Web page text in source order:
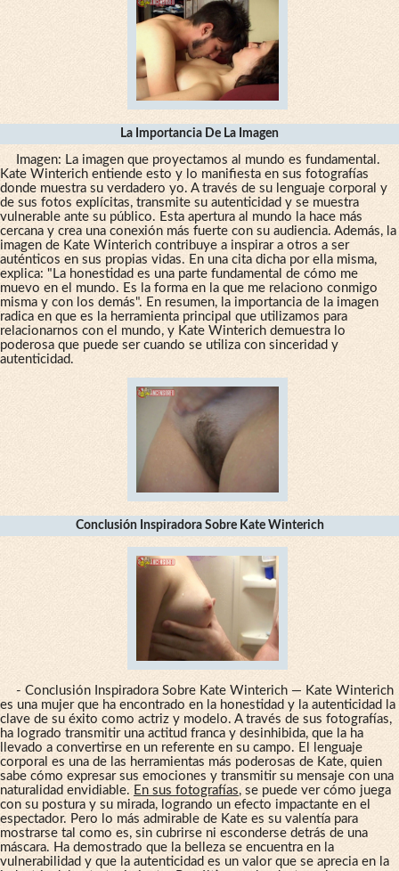
La Importancia De La Imagen
Imagen: La imagen que proyectamos al mundo es fundamental.
Kate Winterich entiende esto y lo manifiesta en sus fotografías
donde muestra su verdadero yo. A través de su lenguaje corporal y
de sus fotos explícitas, transmite su autenticidad y se muestra
vulnerable ante su público. Esta apertura al mundo la hace más
cercana y crea una conexión más fuerte con su audiencia. Además, la
imagen de Kate Winterich contribuye a inspirar a otros a ser
auténticos en sus propias vidas. En una cita dicha por ella misma,
explica: "La honestidad es una parte fundamental de cómo me
muevo en el mundo. Es la forma en la que me relaciono conmigo
misma y con los demás". En resumen, la importancia de la imagen
radica en que es la herramienta principal que utilizamos para
relacionarnos con el mundo, y Kate Winterich demuestra lo
poderosa que puede ser cuando se utiliza con sinceridad y
autenticidad.
Conclusión Inspiradora Sobre Kate Winterich
- Conclusión Inspiradora Sobre Kate Winterich — Kate Winterich
es una mujer que ha encontrado en la honestidad y la autenticidad la
clave de su éxito como actriz y modelo. A través de sus fotografías,
ha logrado transmitir una actitud franca y desinhibida, que la ha
llevado a convertirse en un referente en su campo. El lenguaje
corporal es una de las herramientas más poderosas de Kate, quien
sabe cómo expresar sus emociones y transmitir su mensaje con una
naturalidad envidiable. En sus fotografías, se puede ver cómo juega
con su postura y su mirada, logrando un efecto impactante en el
espectador. Pero lo más admirable de Kate es su valentía para
mostrarse tal como es, sin cubrirse ni esconderse detrás de una
máscara. Ha demostrado que la belleza se encuentra en la
vulnerabilidad y que la autenticidad es un valor que se aprecia en la